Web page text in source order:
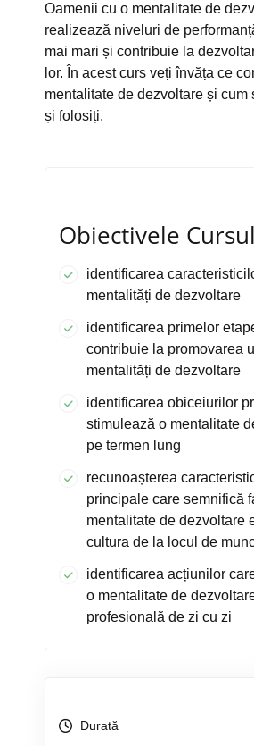
Oamenii cu o mentalitate de
realizează niveluri de
mai mari și contribuie la
lor. În acest curs veți învăța ce
mentalitate de dezvoltare și cum
și folosiți.
Obiectivele
identificarea
mentalități de dezvoltare
identificarea primelor
contribuie la promovarea
mentalități de dezvoltare
identificarea obiceiurilor
stimulează o mentalitate
pe termen lung
recunoașterea
principale care semnifică
mentalitate de dezvoltare
cultura de la locul de
identificarea acțiunilor
o mentalitate de
profesională de zi cu zi
Durată